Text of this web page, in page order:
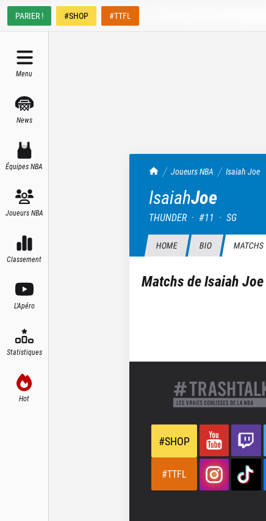
PARIER ! #SHOP #TTFL
Menu
News
Équipes NBA
Joueurs NBA
Classement
L'Apéro
Statistiques
Hot
TrashTalk Actu NBA
Joueurs NBA Isaiah Joe
IsaiahJoe
THUNDER · #11 · SG
HOME BIO MATCHS
Matchs deIsaiah Joe
#SHOP
#TTFL